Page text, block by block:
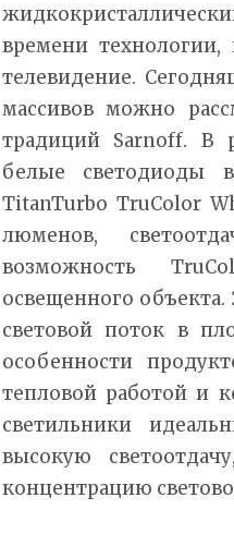
времени
телевидение.
массивов можно
традиций Sarnoff. В
белые светодиоды
TitanTurbo TruColor
люменов,
возможность
освещенного
световой поток в
особенности
тепловой работой и
светильники
высокую
концентрацию